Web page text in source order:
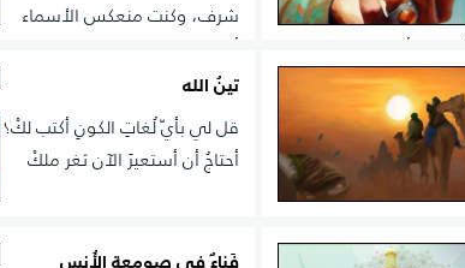
أو لا ترى، فانعم
أو طوى، هو ههنا في
شرف، وكنت منعكس الأسماء
أوّلها، بريق معناك إذ نمّت به
مددت روحك في أرواح من
فمن ثراك خزامى العرش تقتطف
ونسوته
قيدهُ، وآلمه ذاك
تينُ الله
قل لي بأيّ لُغاتِ الكونِ أكتب لكْ؟
أحتاجُ أن أستعيرَ الآن ثغر ملكْ
فَناءٌ في صومعة الأُنس